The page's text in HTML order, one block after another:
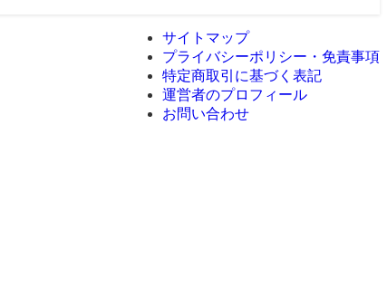
サイトマップ
プライバシーポリシー・免責事項
特定商取引に基づく表記
運営者のプロフィール
お問い合わせ